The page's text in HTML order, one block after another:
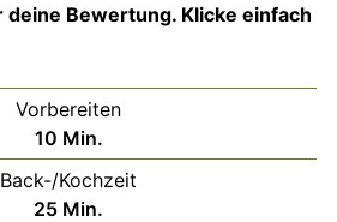
Vorbereiten
10Minuten
Min.
Back-/Kochzeit
25Minuten
Min.